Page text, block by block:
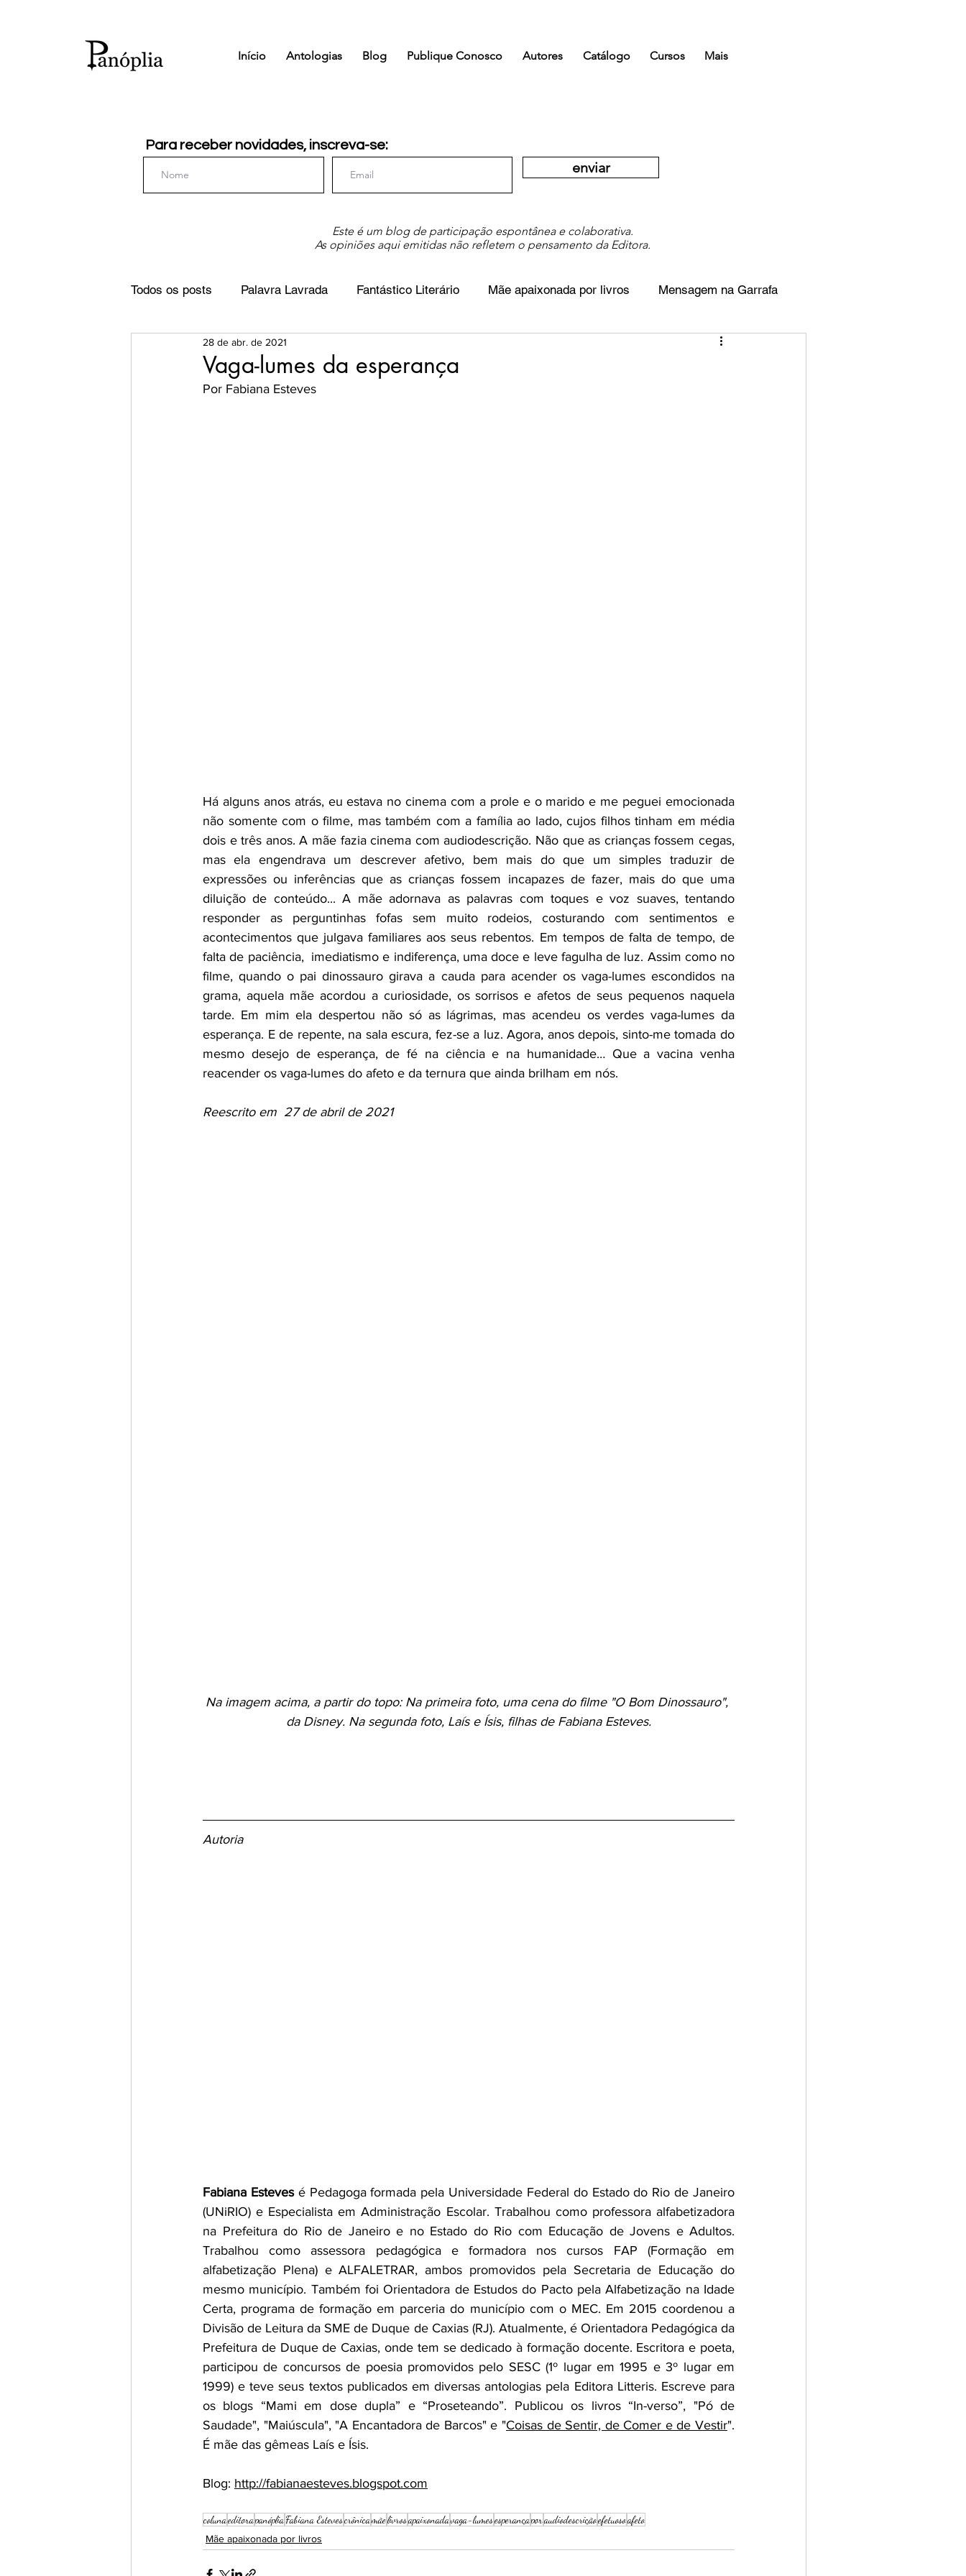
Início Antologias Blog Publique Conosco Autores Catálogo Cursos Mais
Para receber novidades, inscreva-se:
enviar
Este é um blog de participação espontânea e colaborativa.
As opiniões aqui emitidas não refletem o pensamento da Editora.
Todos os posts Palavra Lavrada Fantástico Literário Mãe apaixonada por livros Mensagem na Garrafa
O Universo dos Livros
Vaga-lumes da esperança
28 de abr. de 2021
Por Fabiana Esteves
Há alguns anos atrás, eu estava no cinema com a prole e o marido e me peguei emocionada
não somente com o filme, mas também com a família ao lado, cujos filhos tinham em média
dois e três anos. A mãe fazia cinema com audiodescrição. Não que as crianças fossem cegas,
mas ela engendrava um descrever afetivo, bem mais do que um simples traduzir de
expressões ou inferências que as crianças fossem incapazes de fazer, mais do que uma
diluição de conteúdo... A mãe adornava as palavras com toques e voz suaves, tentando
responder as perguntinhas fofas sem muito rodeios, costurando com sentimentos e
acontecimentos que julgava familiares aos seus rebentos. Em tempos de falta de tempo, de
falta de paciência,  imediatismo e indiferença, uma doce e leve fagulha de luz. Assim como no
filme, quando o pai dinossauro girava a cauda para acender os vaga-lumes escondidos na
grama, aquela mãe acordou a curiosidade, os sorrisos e afetos de seus pequenos naquela
tarde. Em mim ela despertou não só as lágrimas, mas acendeu os verdes vaga-lumes da
esperança. E de repente, na sala escura, fez-se a luz. Agora, anos depois, sinto-me tomada do
mesmo desejo de esperança, de fé na ciência e na humanidade… Que a vacina venha
reacender os vaga-lumes do afeto e da ternura que ainda brilham em nós.
Reescrito em  27 de abril de 2021
Na imagem acima, a partir do topo: Na primeira foto, uma cena do filme "O Bom Dinossauro",
da Disney. Na segunda foto, Laís e Ísis, filhas de Fabiana Esteves.
Autoria
Fabiana Esteves é Pedagoga formada pela Universidade Federal do Estado do Rio de Janeiro
(UNiRIO) e Especialista em Administração Escolar. Trabalhou como professora alfabetizadora
na Prefeitura do Rio de Janeiro e no Estado do Rio com Educação de Jovens e Adultos.
Trabalhou como assessora pedagógica e formadora nos cursos FAP (Formação em
alfabetização Plena) e ALFALETRAR, ambos promovidos pela Secretaria de Educação do
mesmo município. Também foi Orientadora de Estudos do Pacto pela Alfabetização na Idade
Certa, programa de formação em parceria do município com o MEC. Em 2015 coordenou a
Divisão de Leitura da SME de Duque de Caxias (RJ). Atualmente, é Orientadora Pedagógica da
Prefeitura de Duque de Caxias, onde tem se dedicado à formação docente. Escritora e poeta,
participou de concursos de poesia promovidos pelo SESC (1º lugar em 1995 e 3º lugar em
1999) e teve seus textos publicados em diversas antologias pela Editora Litteris. Escreve para
os blogs “Mami em dose dupla” e “Proseteando”. Publicou os livros “In-verso”, "Pó de
Saudade", "Maiúscula", "A Encantadora de Barcos" e "Coisas de Sentir, de Comer e de Vestir".
É mãe das gêmeas Laís e Ísis.
Blog: http://fabianaesteves.blogspot.com
colunaeditorapanópliaFabiana Estevescrônicamãelivrosapaixonadavaga-lumesesperançaporaudiodescriçãoefetuosoafeto
Mãe apaixonada por livros